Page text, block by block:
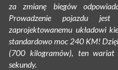
za zmianę biegów
Prowadzenie pojazdu
zaprojektowanemu układowi
standardowo moc 240 KM!
(700 kilogramów), ten wariat
sekundy.